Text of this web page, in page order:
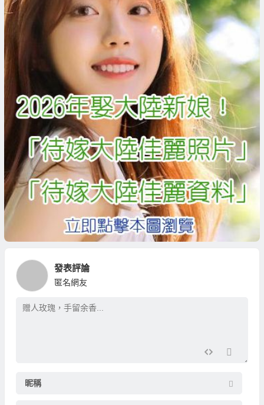
發表評論
匿名網友
昵稱